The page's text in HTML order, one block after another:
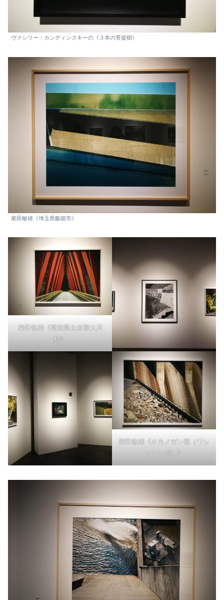
ヴァシリー・カンディンスキーの《３本の菩提樹》
柴田敏雄《埼玉県飯能市》
柴田敏雄《高知県土佐郡大川
村》
柴田敏雄《オカノガン郡（ワシ
ントン州）》